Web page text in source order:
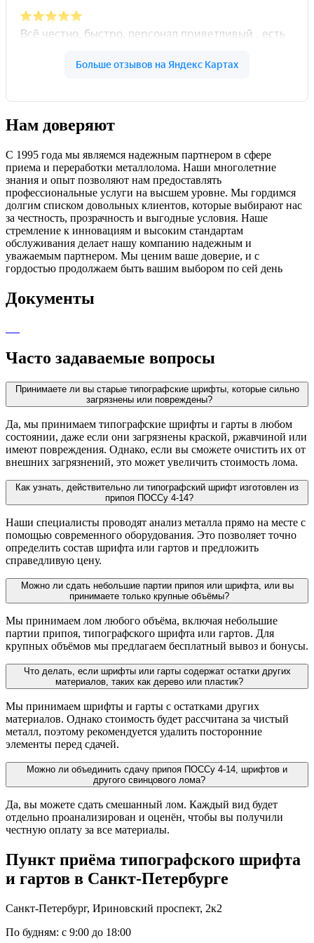
Нам доверяют
С 1995 года мы являемся надежным партнером в сфере
приема и переработки металлолома. Наши многолетние
знания и опыт позволяют нам предоставлять
профессиональные услуги на высшем уровне. Мы гордимся
долгим списком довольных клиентов, которые выбирают нас
за честность, прозрачность и выгодные условия. Наше
стремление к инновациям и высоким стандартам
обслуживания делает нашу компанию надежным и
уважаемым партнером. Мы ценим ваше доверие, и с
гордостью продолжаем быть вашим выбором по сей день
Документы
Часто задаваемые вопросы
Принимаете ли вы старые типографские шрифты, которые сильно
загрязнены или повреждены?
Да, мы принимаем типографские шрифты и гарты в любом
состоянии, даже если они загрязнены краской, ржавчиной или
имеют повреждения. Однако, если вы сможете очистить их от
внешних загрязнений, это может увеличить стоимость лома.
Как узнать, действительно ли типографский шрифт изготовлен из
припоя ПОССу 4-14?
Наши специалисты проводят анализ металла прямо на месте с
помощью современного оборудования. Это позволяет точно
определить состав шрифта или гартов и предложить
справедливую цену.
Можно ли сдать небольшие партии припоя или шрифта, или вы
принимаете только крупные объёмы?
Мы принимаем лом любого объёма, включая небольшие
партии припоя, типографского шрифта или гартов. Для
крупных объёмов мы предлагаем бесплатный вывоз и бонусы.
Что делать, если шрифты или гарты содержат остатки других
материалов, таких как дерево или пластик?
Мы принимаем шрифты и гарты с остатками других
материалов. Однако стоимость будет рассчитана за чистый
металл, поэтому рекомендуется удалить посторонние
элементы перед сдачей.
Можно ли объединить сдачу припоя ПОССу 4-14, шрифтов и
другого свинцового лома?
Да, вы можете сдать смешанный лом. Каждый вид будет
отдельно проанализирован и оценён, чтобы вы получили
честную оплату за все материалы.
Пункт приёма типографского шрифта
и гартов в Санкт-Петербурге
Санкт-Петербург, Ириновский проспект, 2к2
По будням: с 9:00 до 18:00